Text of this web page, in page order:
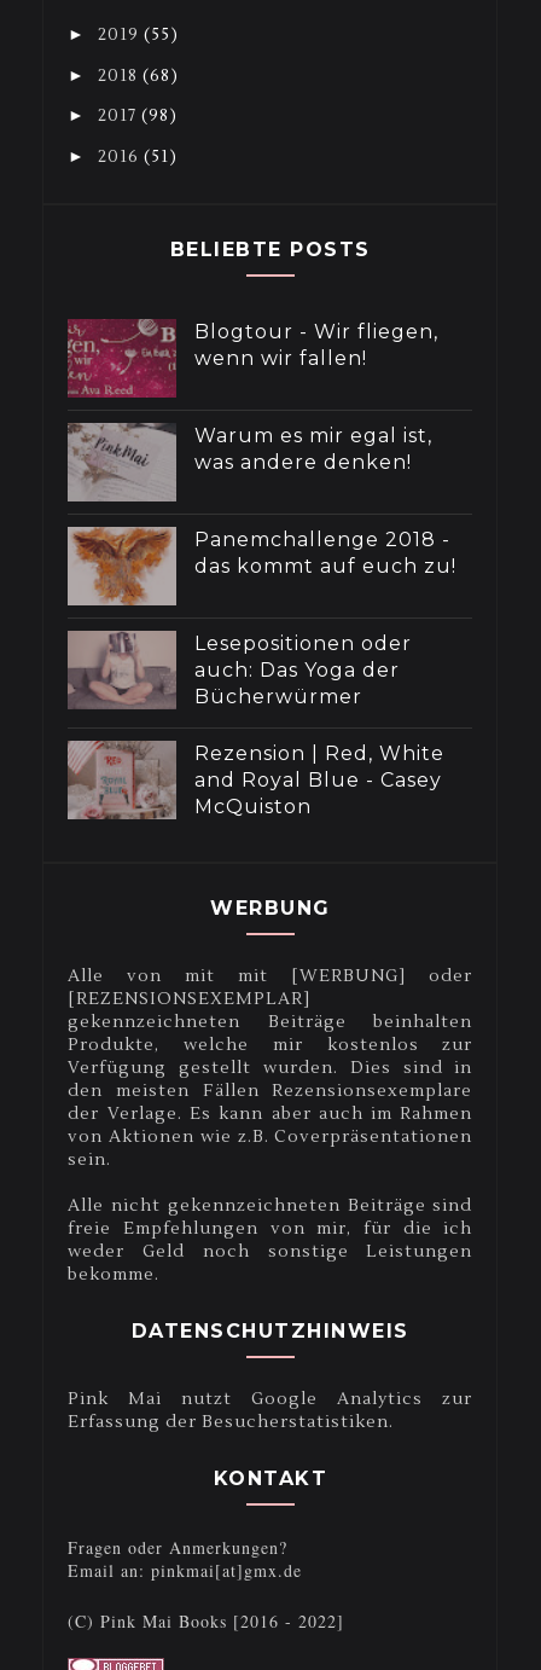
►2019(55)
►2018(68)
►2017(98)
►2016(51)
BELIEBTE POSTS
Blogtour - Wir fliegen,
wenn wir fallen!
Warum es mir egal ist,
was andere denken!
Panemchallenge 2018 -
das kommt auf euch zu!
Lesepositionen oder
auch: Das Yoga der
Bücherwürmer
Rezension | Red, White
and Royal Blue - Casey
McQuiston
WERBUNG
Alle von mit mit [WERBUNG] oder
[REZENSIONSEXEMPLAR]
gekennzeichneten Beiträge beinhalten
Produkte, welche mir kostenlos zur
Verfügung gestellt wurden. Dies sind in
den meisten Fällen Rezensionsexemplare
der Verlage. Es kann aber auch im Rahmen
von Aktionen wie z.B. Coverpräsentationen
sein.
Alle nicht gekennzeichneten Beiträge sind
freie Empfehlungen von mir, für die ich
weder Geld noch sonstige Leistungen
bekomme.
DATENSCHUTZHINWEIS
Pink Mai nutzt Google Analytics zur
Erfassung der Besucherstatistiken.
KONTAKT
Fragen oder Anmerkungen?
Email an: pinkmai[at]gmx.de
(C) Pink Mai Books [2016 - 2022]